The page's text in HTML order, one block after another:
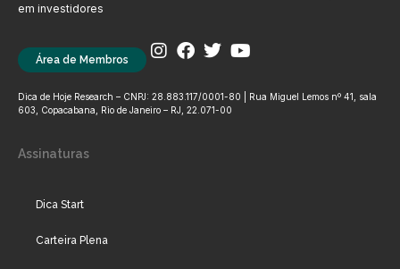
em investidores
Área de Membros
Dica de Hoje Research – CNPJ: 28.883.117/0001-80 | Rua Miguel Lemos nº 41, sala
603, Copacabana, Rio de Janeiro – RJ, 22.071-00
Assinaturas
Dica Start
Carteira Plena